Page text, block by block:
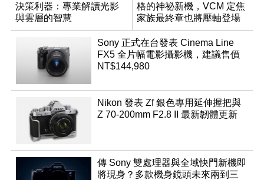
決策利器：專業解讀光影
與雲層的智慧
App「Atmos」登場
格的神祕新機，VCM 定焦
家族最終章也將壓軸登場
Sony 正式在台發表 Cinema Line
FX5 全片幅電影攝影機，建議售價
NT$144,980
Nikon 發表 Zf 銀色專用延伸握把與
Z 70-200mm F2.8 II 最新韌體更新
傳 Sony 雙處理器與全域快門新機即
將現身？多款機身鏡頭未來兩到三